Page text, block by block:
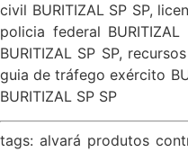
civil BURITIZAL SP SP,
policia federal
BURITIZAL SP SP,
guia de tráfego exército
BURITIZAL SP SP
tags: alvará produtos controlados em BURITIZAL SP, modificação de cotas do certificado de vistoria junto a Polícia Civil para uso produtos controlados em BURITIZAL SP, modificação de cotas do certificado de vistoria junto a Polícia Civil para uso produto controlado em BURITIZAL SP, modificação de cotas do certificado de vistoria junto a Polícia Civil produtos controlados fins industriais em BURITIZAL SP, produto controlado fins industriais em BURITIZAL SP, modificação de cotas do certificado de vistoria junto a Polícia Civil fins industriais em BURITIZAL SP, modificação de cotas do certificado de vistoria junto a Polícia Civil fins comerciais em BURITIZAL SP, modificação de cotas do certificado de vistoria junto a Polícia Civil para comércio de produtos controlados em BURITIZAL SP, modificação de cotas do certificado de vistoria junto a Polícia Civil para comércio de produto controlado em BURITIZAL SP, modificação de cotas do certificado de vistoria junto a Polícia Civil para comércio de produtos controlados em BURITIZAL SP, modificação de cotas do certificado de vistoria junto a Polícia Civil para manipulação em farmácia de produtos controlados em BURITIZAL SP, modificação de cotas do certificado de vistoria junto a Polícia Civil para manipulação em farmácia de produto controlado em BURITIZAL SP, modificação de cotas do certificado de vistoria junto a Polícia Civil para transporte de produtos controlados em BURITIZAL SP, modificação de cotas do certificado de vistoria